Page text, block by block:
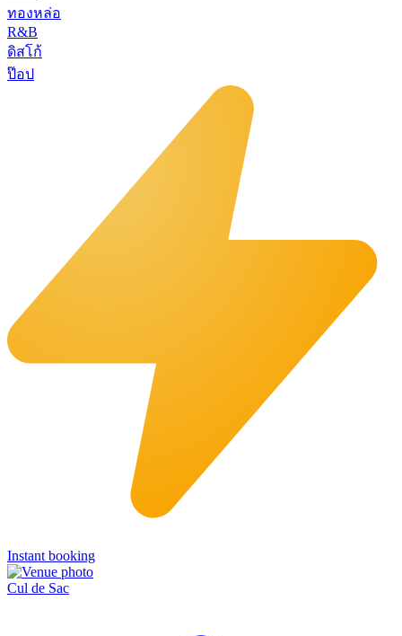
ทองหล่อ
R&B
ดิสโก้
ป๊อป
Instant booking
Cul de Sac